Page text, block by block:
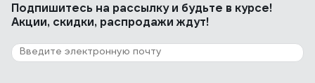
25 отзывов
Отзыв о Ostendorf 110х2000 мм
Подпишитесь на рассылкуи будьте в курсе!
Акции, скидки, распродажи ждут!